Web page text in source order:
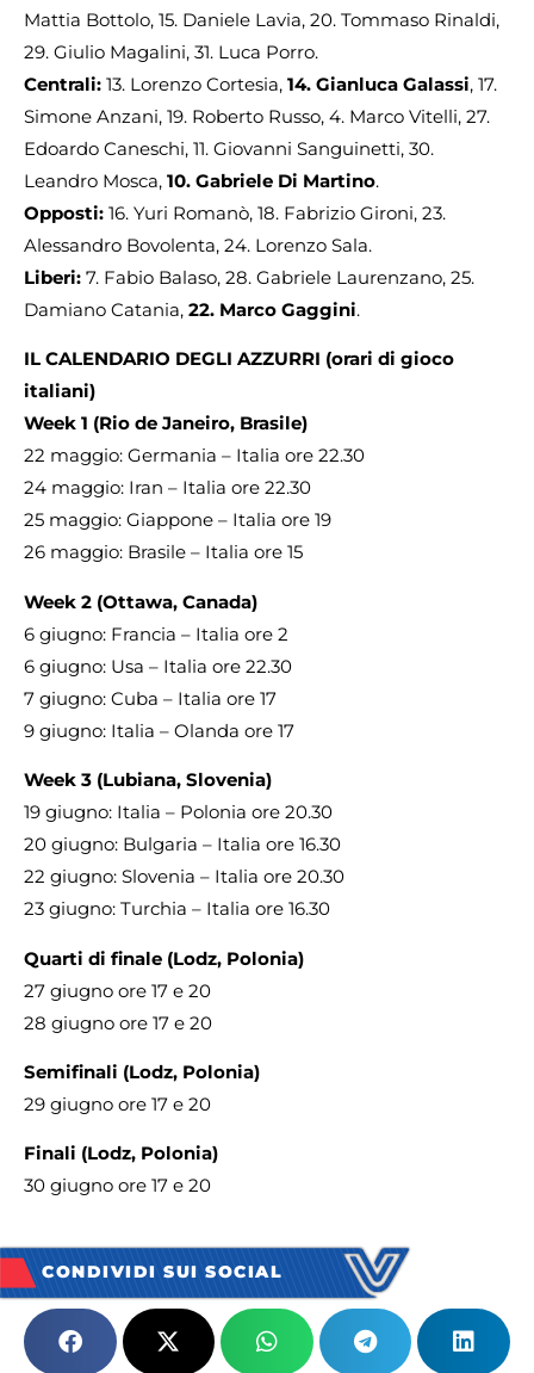
Mattia Bottolo, 15. Daniele Lavia, 20. Tommaso Rinaldi,
29. Giulio Magalini, 31. Luca Porro.
Centrali: 13. Lorenzo Cortesia, 14. Gianluca Galassi, 17.
Simone Anzani, 19. Roberto Russo, 4. Marco Vitelli, 27.
Edoardo Caneschi, 11. Giovanni Sanguinetti, 30.
Leandro Mosca, 10. Gabriele Di Martino.
Opposti: 16. Yuri Romanò, 18. Fabrizio Gironi, 23.
Alessandro Bovolenta, 24. Lorenzo Sala.
Liberi: 7. Fabio Balaso, 28. Gabriele Laurenzano, 25.
Damiano Catania, 22. Marco Gaggini.
IL CALENDARIO DEGLI AZZURRI (orari di gioco
italiani)
Week 1 (Rio de Janeiro, Brasile)
22 maggio: Germania – Italia ore 22.30
24 maggio: Iran – Italia ore 22.30
25 maggio: Giappone – Italia ore 19
26 maggio: Brasile – Italia ore 15
Week 2 (Ottawa, Canada)
6 giugno: Francia – Italia ore 2
6 giugno: Usa – Italia ore 22.30
7 giugno: Cuba – Italia ore 17
9 giugno: Italia – Olanda ore 17
Week 3 (Lubiana, Slovenia)
19 giugno: Italia – Polonia ore 20.30
20 giugno: Bulgaria – Italia ore 16.30
22 giugno: Slovenia – Italia ore 20.30
23 giugno: Turchia – Italia ore 16.30
Quarti di finale (Lodz, Polonia)
27 giugno ore 17 e 20
28 giugno ore 17 e 20
Semifinali (Lodz, Polonia)
29 giugno ore 17 e 20
Finali (Lodz, Polonia)
30 giugno ore 17 e 20
CONDIVIDI SUI SOCIAL